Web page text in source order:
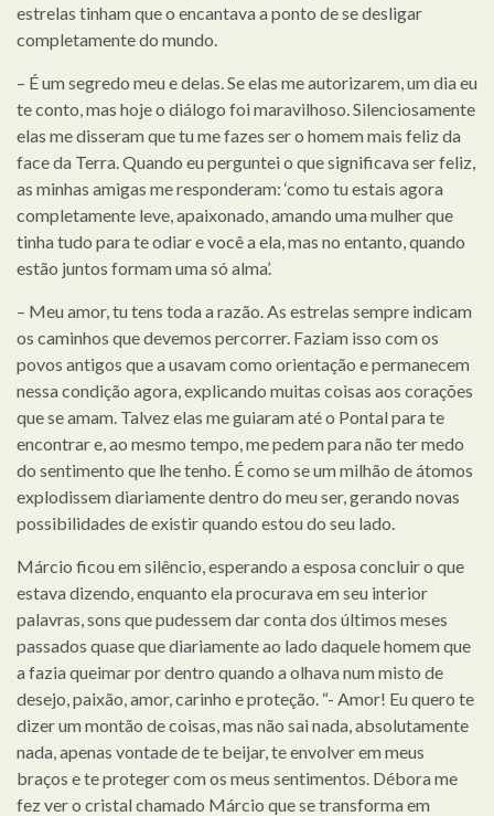
estrelas tinham que o encantava a ponto de se desligar
completamente do mundo.
– É um segredo meu e delas. Se elas me autorizarem, um dia eu
te conto, mas hoje o diálogo foi maravilhoso. Silenciosamente
elas me disseram que tu me fazes ser o homem mais feliz da
face da Terra. Quando eu perguntei o que significava ser feliz,
as minhas amigas me responderam: ‘como tu estais agora
completamente leve, apaixonado, amando uma mulher que
tinha tudo para te odiar e você a ela, mas no entanto, quando
estão juntos formam uma só alma’.
– Meu amor, tu tens toda a razão. As estrelas sempre indicam
os caminhos que devemos percorrer. Faziam isso com os
povos antigos que a usavam como orientação e permanecem
nessa condição agora, explicando muitas coisas aos corações
que se amam. Talvez elas me guiaram até o Pontal para te
encontrar e, ao mesmo tempo, me pedem para não ter medo
do sentimento que lhe tenho. É como se um milhão de átomos
explodissem diariamente dentro do meu ser, gerando novas
possibilidades de existir quando estou do seu lado.
Márcio ficou em silêncio, esperando a esposa concluir o que
estava dizendo, enquanto ela procurava em seu interior
palavras, sons que pudessem dar conta dos últimos meses
passados quase que diariamente ao lado daquele homem que
a fazia queimar por dentro quando a olhava num misto de
desejo, paixão, amor, carinho e proteção. “- Amor! Eu quero te
dizer um montão de coisas, mas não sai nada, absolutamente
nada, apenas vontade de te beijar, te envolver em meus
braços e te proteger com os meus sentimentos. Débora me
fez ver o cristal chamado Márcio que se transforma em